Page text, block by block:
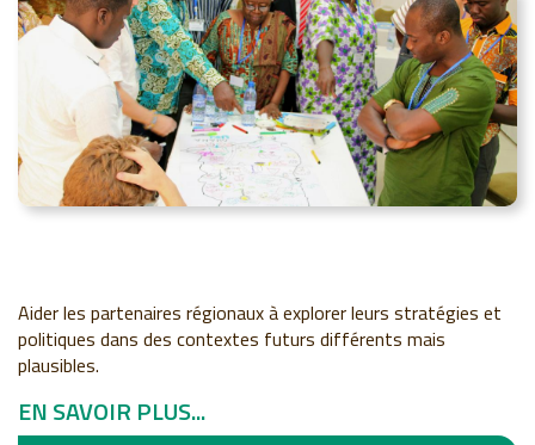
Aider les partenaires régionaux à explorer leurs stratégies et
politiques dans des contextes futurs différents mais
plausibles.
EN SAVOIR PLUS...